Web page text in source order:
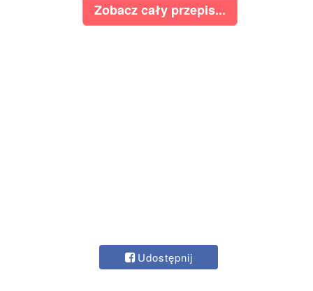
Zobacz cały przepis...
Udostępnij